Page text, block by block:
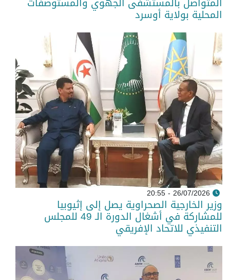
المحلية بولاية أوسرد
26/07/2026 - 20:55
وزير الخارجية الصحراوية يصل إلى إثيوبيا
للمشاركة في أشغال الدورة الـ 49 للمجلس
التنفيذي للاتحاد الإفريقي